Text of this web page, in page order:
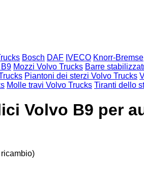
Bosch DAF IVECO Knorr-Bremse
Mozzi Volvo Trucks Barre
Piantoni dei sterzi Volvo Trucks
Molle travi Volvo Trucks Tiranti dello
Volvo B9 per